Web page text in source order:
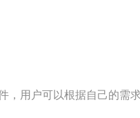
，用户可以根据自己的